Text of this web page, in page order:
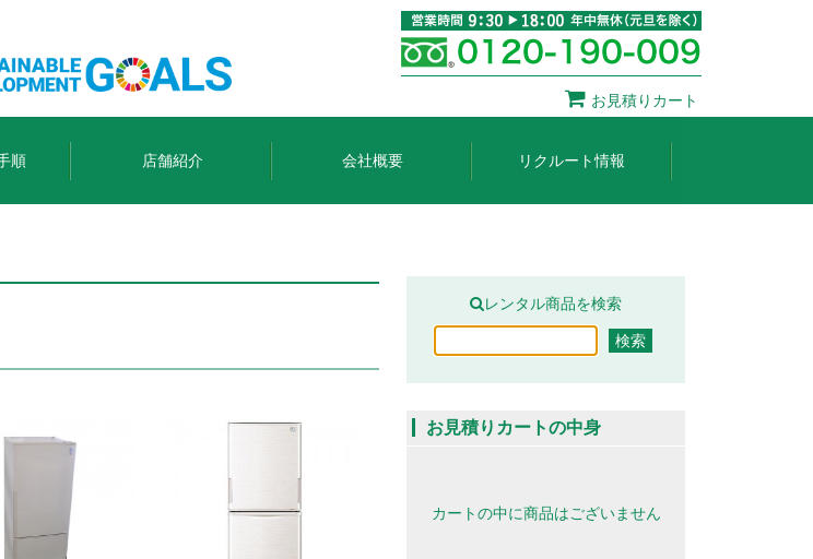
お見積りカート
順 店舗紹介 会社概要 リクルート情報
レンタル商品を検索
お見積りカートの中身
カートの中に商品はございません